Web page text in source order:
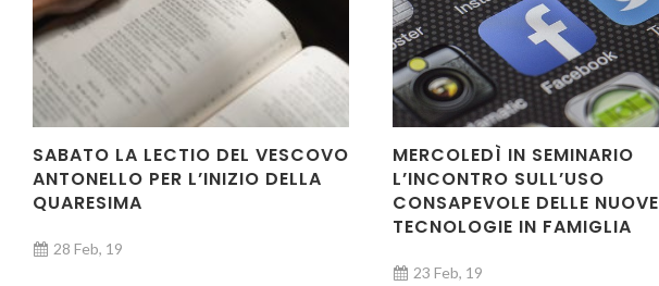
SABATO LA LECTIO DEL VESCOVO
ANTONELLO PER L’INIZIO DELLA
QUARESIMA
28 Feb, 19
MERCOLEDÌ IN SEMINARIO
L’INCONTRO SULL’USO
CONSAPEVOLE DELLE NUOVE
TECNOLOGIE IN FAMIGLIA
23 Feb, 19